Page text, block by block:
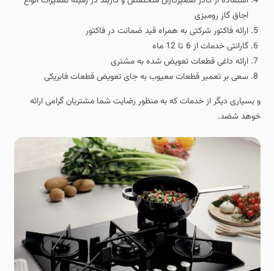
اجاق گاز رومیزی
ارائه فاکتور شرکتی به همراه قید ضمانت در فاکتور
گارانتی خدمات از 6 تا 12 ماه
ارائه داغی قطعات تعویض شده به مشتری
سعی بر تعمیر قطعات معیوب به جای تعویض قطعات فابریکی
و بسیاری دیگر از خدمات که به منظور رضایت شما مشتریان گرامی ارائه
خوهد شضد.